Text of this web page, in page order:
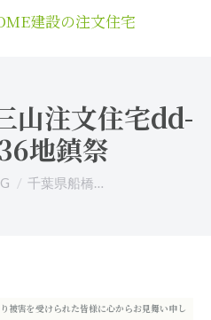
山注文住宅dd-
地鎮祭
千葉県船橋…
被害を受けられた皆様に心からお見舞い申し